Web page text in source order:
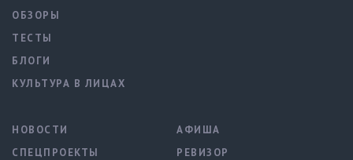
ОБЗОРЫ
ТЕСТЫ
БЛОГИ
КУЛЬТУРА В ЛИЦАХ
НОВОСТИ
СПЕЦПРОЕКТЫ
АФИША
РЕВИЗОР